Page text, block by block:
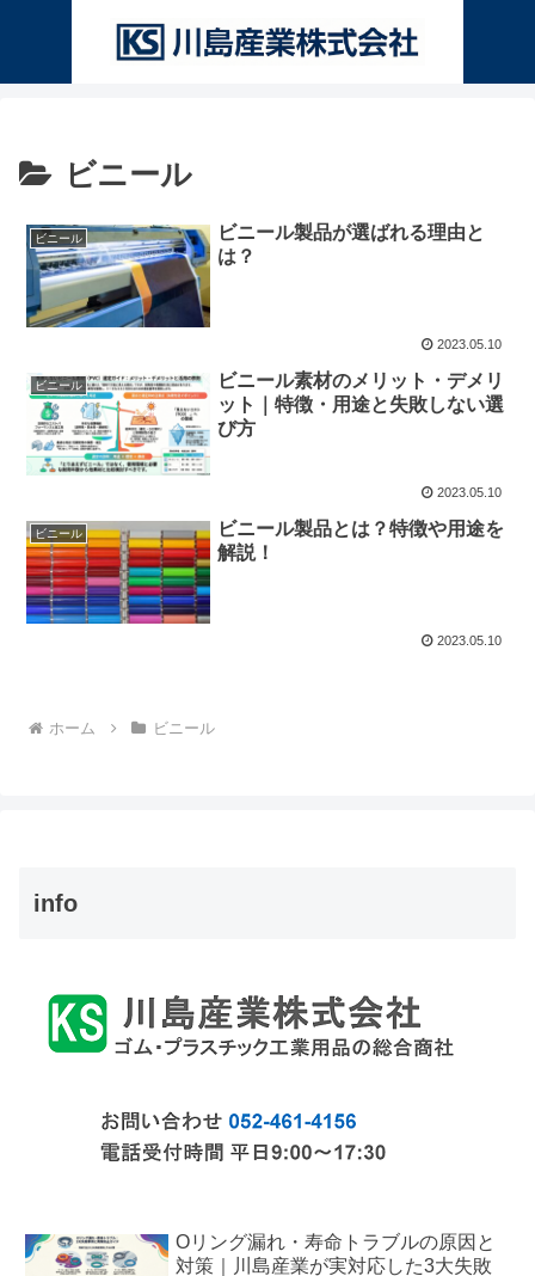
ビニール
ビニール
ビニール製品が選ばれる理由と
は？
2023.05.10
ビニール
ビニール素材のメリット・デメリ
ット｜特徴・用途と失敗しない選
び方
2023.05.10
ビニール
ビニール製品とは？特徴や用途を
解説！
2023.05.10
ホーム ビニール
info
Oリング漏れ・寿命トラブルの原因と
対策｜川島産業が実対応した3大失敗